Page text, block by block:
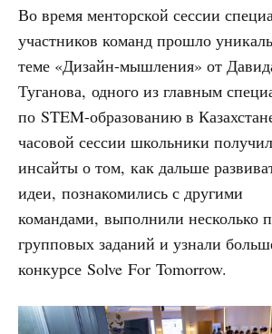
Во время менторской сессии
участников команд прошло
теме «Дизайн-мышления» от
Туганова, одного из главным
по STEM-образованию в
часовой сессии школьники
инсайты о том, как дальше
идеи, познакомились с другими
командами, выполнили несколько
групповых заданий и узнали
конкурсе Solve For Tomorrow.